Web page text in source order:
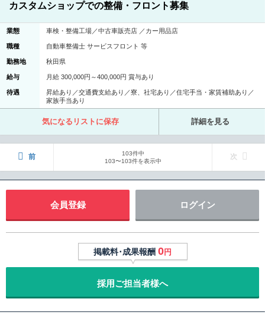
カスタムショップでの整備・フロント募集
業態 車検・整備工場／中古車販売店 ／カー用品店
職種 自動車整備士 サービスフロント 等
勤務地 秋田県
給与 月給 300,000円～400,000円 賞与あり
待遇
昇給あり／交通費支給あり／寮、社宅あり／住宅手当・家賃補助あり／
家族手当あり
気になるリストに保存 詳細を見る
前
103件中
103〜103件を表示中
次
会員登録 ログイン
掲載料･成果報酬 0円
採用ご担当者様へ